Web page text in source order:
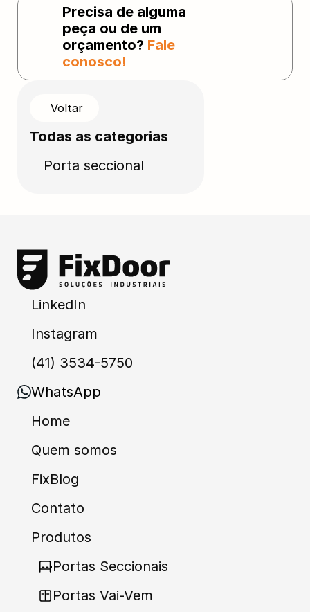
Voltar
Todas as categorias
Porta seccional
Precisa de alguma
peça ou de um
orçamento? Fale
conosco!
LinkedIn
Instagram
(41) 3534-5750
WhatsApp
Home
Quem somos
FixBlog
Contato
Produtos
Portas Seccionais
Portas Vai-Vem